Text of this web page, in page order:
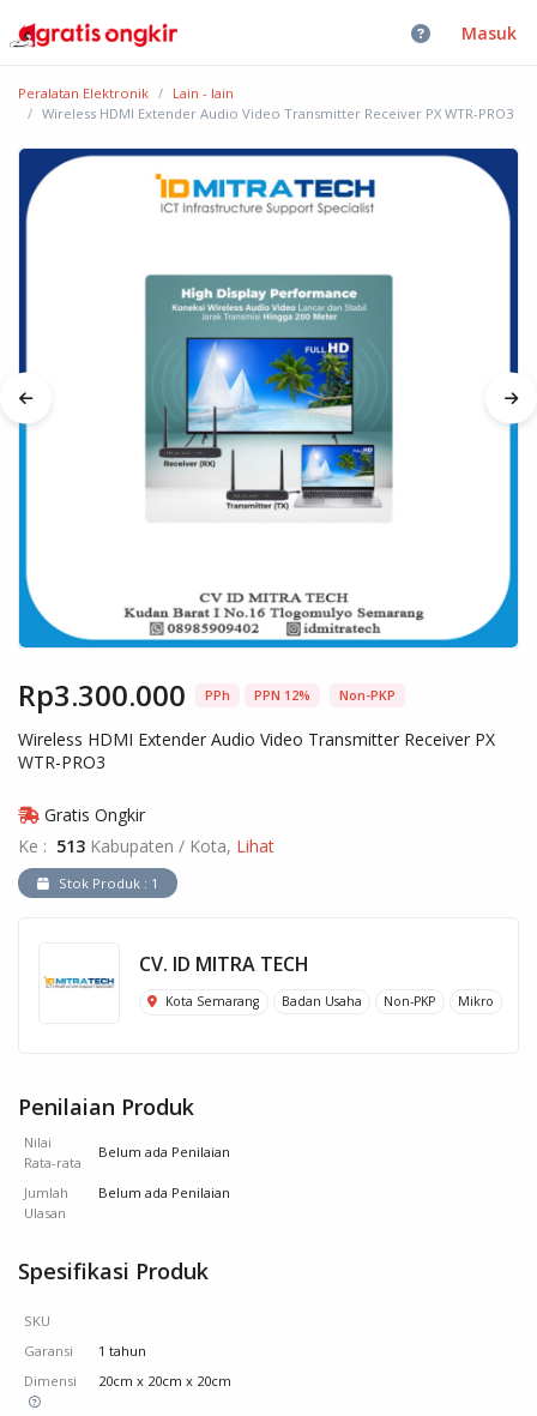
Masuk
Peralatan Elektronik
Lain - lain
Wireless HDMI Extender Audio Video Transmitter Receiver PX WTR-PRO3
Rp3.300.000 PPh PPN 12% Non-PKP
Wireless HDMI Extender Audio Video Transmitter Receiver PX
WTR-PRO3
Gratis Ongkir
Ke : 513 Kabupaten / Kota, Lihat
Stok Produk : 1
CV. ID MITRA TECH
Kota Semarang Badan Usaha Non-PKP Mikro
Penilaian Produk
Nilai
Rata-rata
Belum ada Penilaian
Jumlah
Ulasan
Belum ada Penilaian
Spesifikasi Produk
SKU
Garansi
1 tahun
Dimensi
20cm x 20cm x 20cm